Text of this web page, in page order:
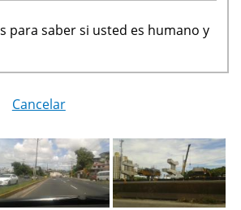
para saber si usted es humano y
Cancelar